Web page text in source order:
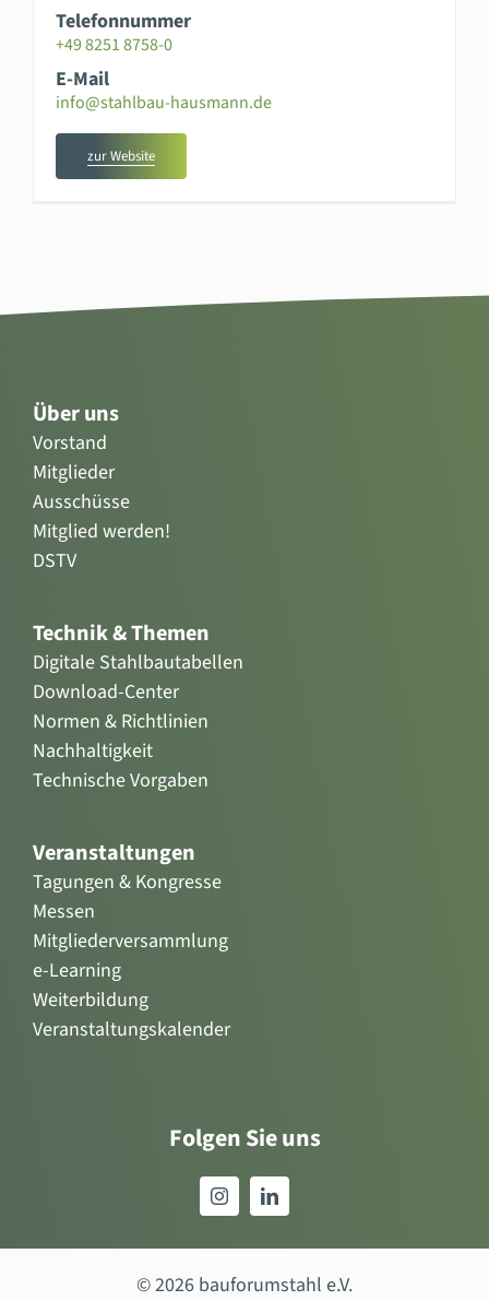
Telefonnummer
+49 8251 8758-0
E-Mail
info@stahlbau-hausmann.de
zur Website
Über uns
Vorstand
Mitglieder
Ausschüsse
Mitglied werden!
DSTV
Technik & Themen
Digitale Stahlbautabellen
Download-Center
Normen & Richtlinien
Nachhaltigkeit
Technische Vorgaben
Veranstaltungen
Tagungen & Kongresse
Messen
Mitgliederversammlung
e-Learning
Weiterbildung
Veranstaltungskalender
Folgen Sie uns
© 2026 bauforumstahl e.V.